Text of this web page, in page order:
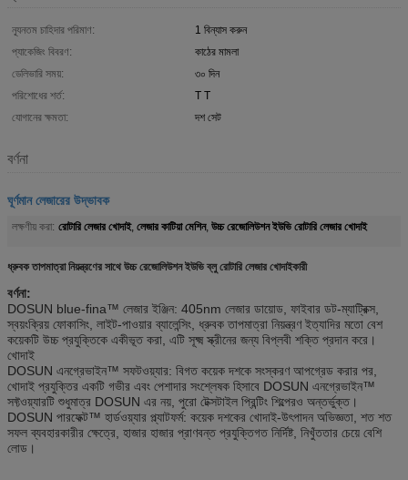
ন্যূনতম চাহিদার পরিমাণ:
1 বিন্যাস করুন
প্যাকেজিং বিবরণ:
কাঠের মামলা
ডেলিভারি সময়:
৩০ দিন
পরিশোধের শর্ত:
T T
যোগানের ক্ষমতা:
দশ সেট
বর্ণনা
ঘূর্ণমান লেজারের উদ্ভাবক
লক্ষণীয় করা: রোটারি লেজার খোদাই, লেজার কাটিয়া মেশিন, উচ্চ রেজোলিউশন ইউভি রোটারি লেজার খোদাই
ধ্রুবক তাপমাত্রা নিয়ন্ত্রণের সাথে উচ্চ রেজোলিউশন ইউভি ব্লু রোটারি লেজার খোদাইকারী
বর্ণনা:
DOSUN blue-fina™ লেজার ইঞ্জিন: 405nm লেজার ডায়োড, ফাইবার ডট-ম্যাট্রিক্স,
স্বয়ংক্রিয় ফোকাসিং, লাইট-পাওয়ার ব্যালেন্সিং, ধ্রুবক তাপমাত্রা নিয়ন্ত্রণ ইত্যাদির মতো বেশ
কয়েকটি উচ্চ প্রযুক্তিকে একীভূত করা, এটি সূক্ষ্ম স্ক্রীনের জন্য বিপ্লবী শক্তি প্রদান করে।
খোদাই
DOSUN এনগ্রেভাইন™ সফটওয়্যার: বিগত কয়েক দশকে সংস্করণ আপগ্রেড করার পর,
খোদাই প্রযুক্তির একটি গভীর এবং পেশাদার সংশ্লেষক হিসাবে DOSUN এনগ্রেভাইন™
সফ্টওয়্যারটি শুধুমাত্র DOSUN এর নয়, পুরো টেক্সটাইল প্রিন্টিং শিল্পেরও অন্তর্ভুক্ত।
DOSUN পারফেক্ট™ হার্ডওয়্যার প্ল্যাটফর্ম: কয়েক দশকের খোদাই-উৎপাদন অভিজ্ঞতা, শত শত
সফল ব্যবহারকারীর ক্ষেত্রে, হাজার হাজার প্রাণবন্ত প্রযুক্তিগত নির্দিষ্ট, নিখুঁততার চেয়ে বেশি
লোড।